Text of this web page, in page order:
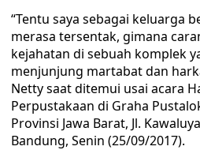
“Tentu saya sebagai keluarga
merasa tersentak, gimana
kejahatan di sebuah komplek
menjunjung martabat dan
Netty saat ditemui usai acara
Perpustakaan di Graha
Provinsi Jawa Barat, Jl.
Bandung, Senin (25/09/2017).